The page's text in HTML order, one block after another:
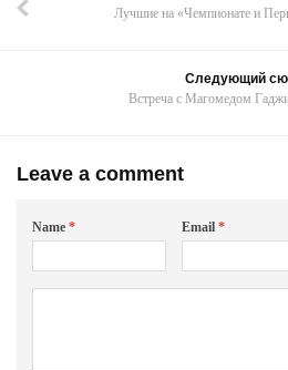
Лучшие на «Чемпионате и
Следующий
Встреча с Магомедом
Leave a comment
Name * Email*